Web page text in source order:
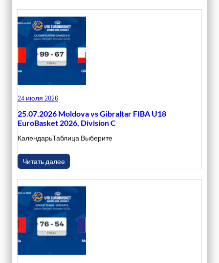
24 июля 2026
25.07.2026 Moldova vs Gibraltar FIBA U18
EuroBasket 2026, Division C
КалендарьТаблица Выберите
Читать далее